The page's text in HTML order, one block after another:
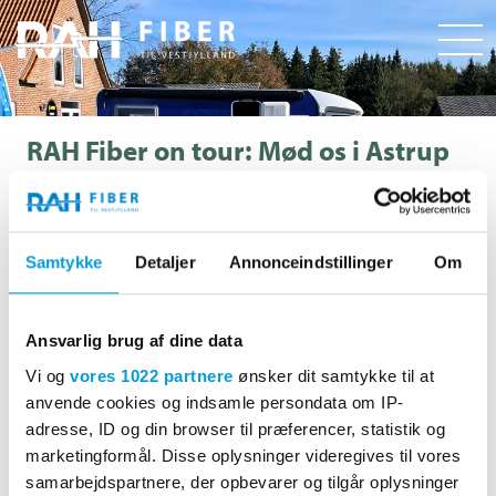
Samtykke Detaljer Annonceindstillinger Om
Ansvarlig brug af dine data
Vi og vores 1022 partnere ønsker dit samtykke til at
anvende cookies og indsamle persondata om IP-
adresse, ID og din browser til præferencer, statistik og
marketingformål. Disse oplysninger videregives til vores
samarbejdspartnere, der opbevarer og tilgår oplysninger
RAH Fiber on tour: Mød os i Astrup
d. 13. Maj
I 2025 er RAH Fiber på turné i hele RAH-området – og denne
Derfor vil vi gerne invitere alle fra Astrup og opland, der er
ved Min Købmand Astrup, Højevej 25B, 6900 Skjern.
Vi holder på parkeringspladsen mellem 12:00 og 17:30, og er
klar til at svare på alle spørgsmål omkring fibernettet, dine
muligheder for at få internet og TV gennem fiber, de
forskellige puljer, man kan søge og kobbernettet, der snart